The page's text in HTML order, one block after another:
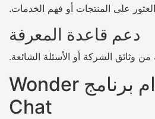
على المنتجات أو فهم الخدمات.
دعم قاعدة المعرفة
وثائق الشركة أو الأسئلة الشائعة.
كيفية استخدام برنامج Wonder
Chat